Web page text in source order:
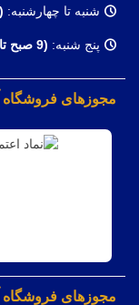
شنبه تا چهارشنبه: (9
پنج شنبه: (9 صبح تا 12 بعدازظهر)
مجوزهای فروشگاه
مجوزهای فروشگاه